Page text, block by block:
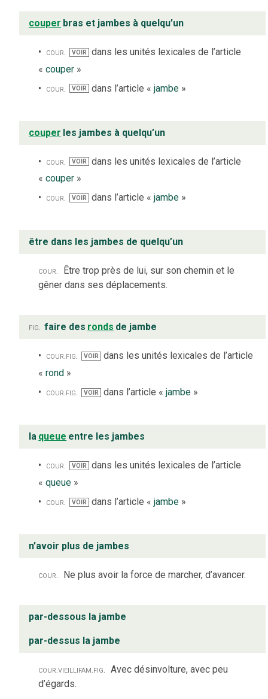
couper bras et jambes à quelqu’un
cour. VOIR dans les unités lexicales de l’article
« couper »
cour.
VOIR dans l’article « jambe»
couper les jambes à quelqu’un
cour. VOIR
dans les unités lexicales de l’article
« couper »
cour.
VOIR dans l’article « jambe»
être dans les jambes de quelqu’un
cour.
Être trop près de lui, sur son chemin et le
gêner dans ses déplacements.
fig. faire des ronds de jambe
cour.fig. VOIR
dans les unités lexicales de l’article
« rond »
cour.fig. VOIR dans l’article « jambe»
la queue entre les jambes
cour. VOIR dans les unités lexicales de l’article
« queue »
cour.
VOIR dans l’article « jambe»
n’avoir plus de jambes
cour. Ne plus avoir la force de marcher, d’avancer.
par-dessous la jambe
par-dessus la jambe
cour.vieillifam.fig. Avec désinvolture, avec peu
d’égards.